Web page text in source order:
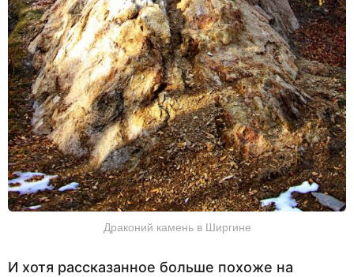
Драконий камень в Ширгине
И хотя рассказанное больше похоже на